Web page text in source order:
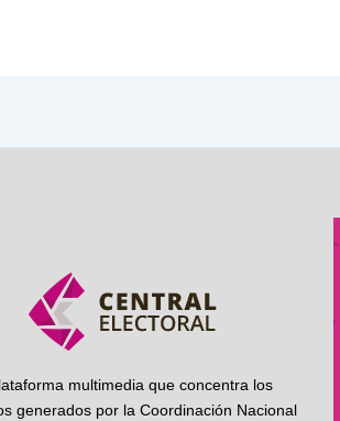
multimedia que concentra los
generados por la Coordinación Nacional